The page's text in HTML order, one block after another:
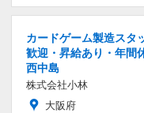
カードゲーム製造スタ
歓迎・昇給あり・年間
西中島
株式会社小林
大阪府